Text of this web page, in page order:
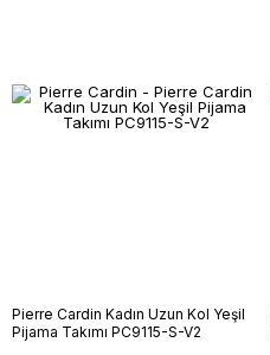
Pierre Cardin Kadın Uzun Kol Yeşil
Pijama Takımı PC9115-S-V2